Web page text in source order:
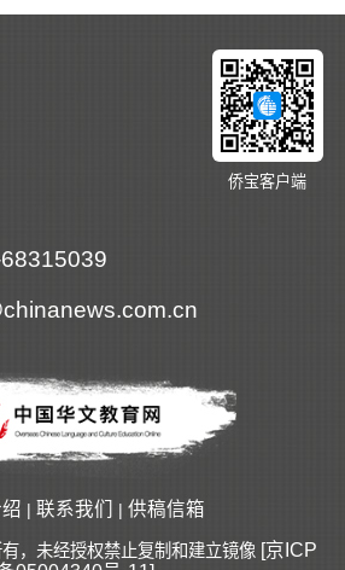
侨宝客户端
| 联系我们 | 供稿信箱
，未经授权禁止复制和建立镜像 [京ICP